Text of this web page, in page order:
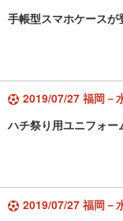
手帳型スマホケースが
2019/07/27 福岡－
ハチ祭り用ユニフォー
2019/07/27 福岡－